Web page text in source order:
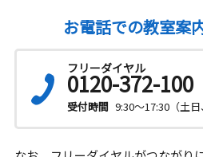
お電話での教室案
フリーダイヤル
0120-372-100
受付時間 9:30～17:30（土日